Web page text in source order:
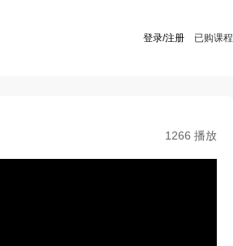
登录/注册 已购课程
1266 播放